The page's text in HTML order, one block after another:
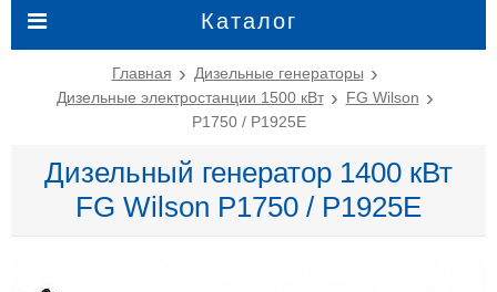
Каталог
Главная
Дизельные генераторы
Дизельные электростанции 1500 кВт
FG Wilson
P1750 / P1925E
Дизельный генератор 1400 кВт
FG Wilson P1750 / P1925E